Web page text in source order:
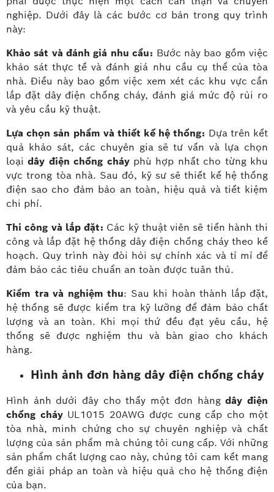
nghiệp. Dưới đây là các bước cơ bản trong quy trình
này:
Khảo sát và đánh giá nhu cầu: Bước này bao gồm việc
khảo sát thực tế và đánh giá nhu cầu cụ thể của tòa
nhà. Điều này bao gồm việc xem xét các khu vực cần
lắp đặt dây điện chống cháy, đánh giá mức độ rủi ro
và yêu cầu kỹ thuật.
Lựa chọn sản phẩm và thiết kế hệ thống: Dựa trên kết
quả khảo sát, các chuyên gia sẽ tư vấn và lựa chọn
loạidây điện chống cháyphù hợp nhất cho từng khu
vực trong tòa nhà. Sau đó, kỹ sư sẽ thiết kế hệ thống
điện sao cho đảm bảo an toàn, hiệu quả và tiết kiệm
chi phí.
Thi công và lắp đặt: Các kỹ thuật viên sẽ tiến hành thi
công và lắp đặt hệ thống dây điện chống cháy theo kế
hoạch. Quy trình này đòi hỏi sự chính xác và tỉ mỉ để
đảm bảo các tiêu chuẩn an toàn được tuân thủ.
Kiểm tra và nghiệm thu: Sau khi hoàn thành lắp đặt,
hệ thống sẽ được kiểm tra kỹ lưỡng để đảm bảo chất
lượng và an toàn. Khi mọi thứ đều đạt yêu cầu, hệ
thống sẽ được nghiệm thu và bàn giao cho khách
hàng.
Hình ảnh đơn hàng dây điện chống cháy
Hình ảnh dưới đây cho thấy một đơn hàngdây điện
chống cháyUL1015 20AWG được cung cấp cho một
tòa nhà, minh chứng cho sự chuyên nghiệp và chất
lượng của sản phẩm mà chúng tôi cung cấp. Với những
sản phẩm chất lượng cao này, chúng tôi cam kết mang
đến giải pháp an toàn và hiệu quả cho hệ thống điện
của bạn.